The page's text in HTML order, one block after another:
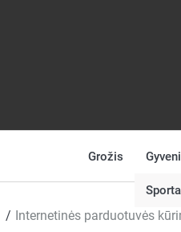
Grožis
Internetinės parduotuvės